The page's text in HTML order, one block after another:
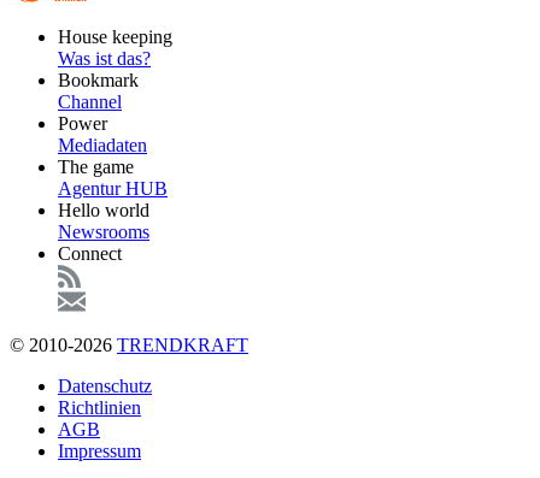
FooterHouse keeping
Was ist das?
Bookmark
Channel
Power
Mediadaten
The game
Agentur HUB
Hello world
Newsrooms
Connect
© 2010-2026 TRENDKRAFT
FußzeileDatenschutz
Richtlinien
AGB
Impressum